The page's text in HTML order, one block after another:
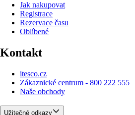
Jak nakupovat
Registrace
Rezervace času
Oblíbené
Kontakt
itesco.cz
Zákaznické centrum - 800 222 555
Naše obchody
Užitečné odkazy